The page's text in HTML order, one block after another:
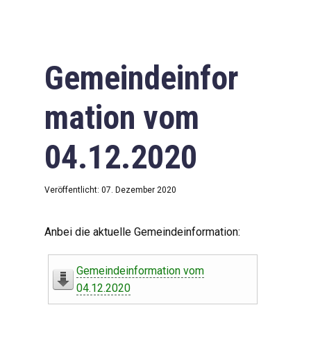
Gemeindeinfor
mation vom
04.12.2020
Veröffentlicht: 07. Dezember 2020
Anbei die aktuelle Gemeindeinformation:
Gemeindeinformation vom
04.12.2020